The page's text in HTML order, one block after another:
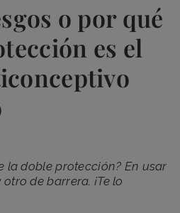
o por qué
es el
la doble protección? En usar
de barrera. ¡Te lo